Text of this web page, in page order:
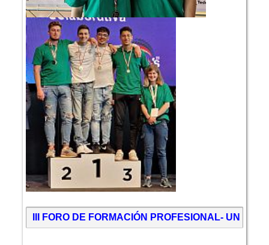
III FORO DE FORMACIÓN PROFESIONAL- UN